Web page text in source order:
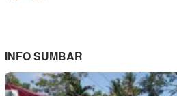
INFO SUMBAR